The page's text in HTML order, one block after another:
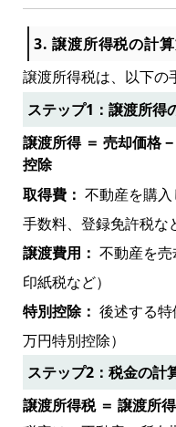
3. 譲渡所得税の計
譲渡所得税は、以下の
ステップ1：譲渡所得
譲渡所得 ＝ 売却価格
控除
取得費： 不動産を購
手数料、登録免許税な
譲渡費用： 不動産を売
印紙税など）
特別控除： 後述する
万円特別控除）
ステップ2：税金の計
譲渡所得税 ＝ 譲渡所